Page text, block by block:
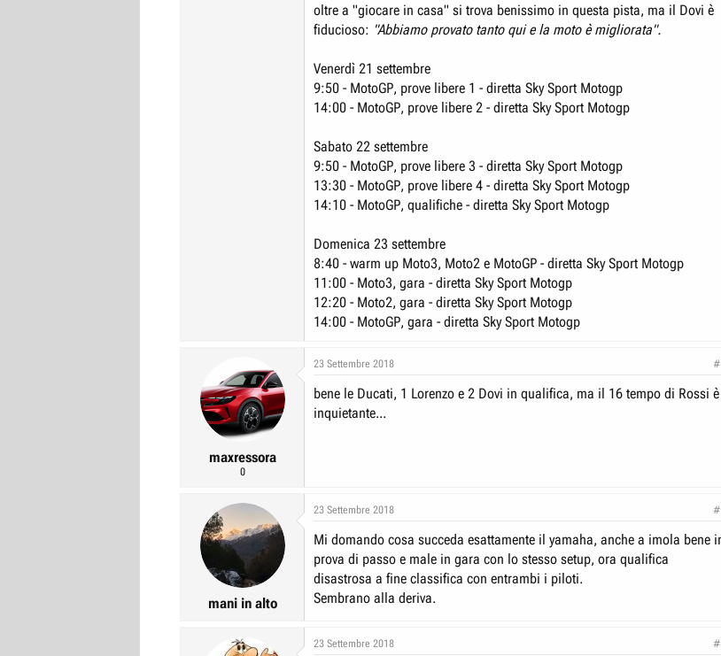
oltre a "giocare in casa" si trova benissimo in questa pista, ma il Dovi è
fiducioso: "Abbiamo provato tanto qui e la moto è migliorata".
Venerdì 21 settembre
9:50 - MotoGP, prove libere 1 - diretta Sky Sport Motogp
14:00 - MotoGP, prove libere 2 - diretta Sky Sport Motogp
Sabato 22 settembre
9:50 - MotoGP, prove libere 3 - diretta Sky Sport Motogp
13:30 - MotoGP, prove libere 4 - diretta Sky Sport Motogp
14:10 - MotoGP, qualifiche - diretta Sky Sport Motogp
Domenica 23 settembre
8:40 - warm up Moto3, Moto2 e MotoGP - diretta Sky Sport Motogp
11:00 - Moto3, gara - diretta Sky Sport Motogp
12:20 - Moto2, gara - diretta Sky Sport Motogp
14:00 - MotoGP, gara - diretta Sky Sport Motogp
maxressora
0
23 Settembre 2018
bene le Ducati, 1 Lorenzo e 2 Dovi in qualifica, ma il 16 tempo di Rossi è
inquietante...
mani in alto
23 Settembre 2018
Mi domando cosa succeda esattamente il yamaha, anche a imola bene
prova di passo e male in gara con lo stesso setup, ora qualifica
disastrosa a fine classifica con entrambi i piloti.
Sembrano alla deriva.
23 Settembre 2018